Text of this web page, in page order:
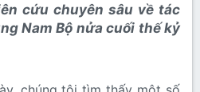
cứu chuyên sâu về tác
Nam Bộ nửa cuối thế kỷ